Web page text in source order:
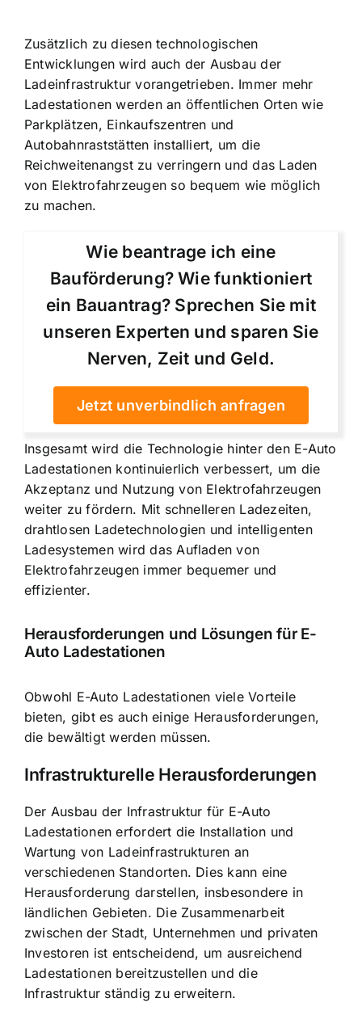
Zusätzlich zu diesen technologischen
Entwicklungen wird auch der Ausbau der
Ladeinfrastruktur vorangetrieben. Immer mehr
Ladestationen werden an öffentlichen Orten wie
Parkplätzen, Einkaufszentren und
Autobahnraststätten installiert, um die
Reichweitenangst zu verringern und das Laden
von Elektrofahrzeugen so bequem wie möglich
zu machen.
Wie beantrage ich eine
Bauförderung? Wie funktioniert
ein Bauantrag? Sprechen Sie mit
unseren Experten und sparen Sie
Nerven, Zeit und Geld.
Jetzt unverbindlich anfragen
Insgesamt wird die Technologie hinter den E-Auto
Ladestationen kontinuierlich verbessert, um die
Akzeptanz und Nutzung von Elektrofahrzeugen
weiter zu fördern. Mit schnelleren Ladezeiten,
drahtlosen Ladetechnologien und intelligenten
Ladesystemen wird das Aufladen von
Elektrofahrzeugen immer bequemer und
effizienter.
Herausforderungen und Lösungen für E-
Auto Ladestationen
Obwohl E-Auto Ladestationen viele Vorteile
bieten, gibt es auch einige Herausforderungen,
die bewältigt werden müssen.
Infrastrukturelle Herausforderungen
Der Ausbau der Infrastruktur für E-Auto
Ladestationen erfordert die Installation und
Wartung von Ladeinfrastrukturen an
verschiedenen Standorten. Dies kann eine
Herausforderung darstellen, insbesondere in
ländlichen Gebieten. Die Zusammenarbeit
zwischen der Stadt, Unternehmen und privaten
Investoren ist entscheidend, um ausreichend
Ladestationen bereitzustellen und die
Infrastruktur ständig zu erweitern.